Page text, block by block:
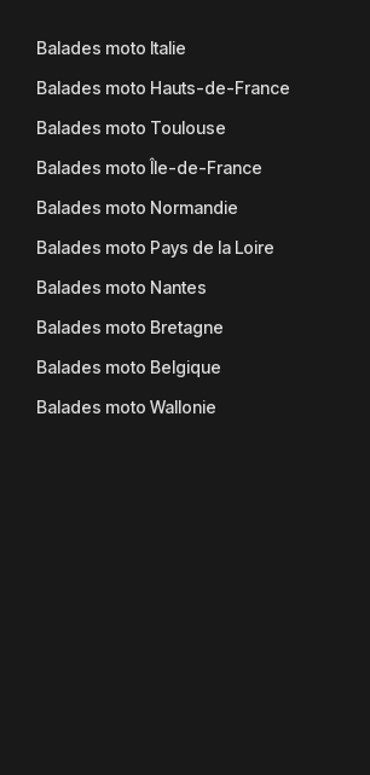
Balades moto Italie
Balades moto Hauts-de-France
Balades moto Toulouse
Balades moto Île-de-France
Balades moto Normandie
Balades moto Pays de la Loire
Balades moto Nantes
Balades moto Bretagne
Balades moto Belgique
Balades moto Wallonie